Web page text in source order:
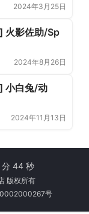
2024年3月25日
火影佐助/Sp
2024年8月26日
小白兔/动
2024年11月13日
分 44 秒
版权所有
号